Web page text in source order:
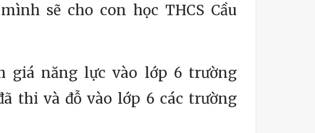
sẽ cho con học THCS Cầu
giá năng lực vào lớp 6 trường
thi và đỗ vào lớp 6 các trường